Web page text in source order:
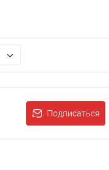
Подписаться